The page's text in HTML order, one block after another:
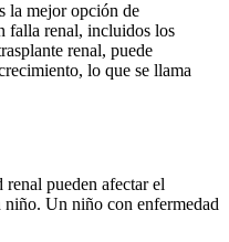
la mejor opción de
falla renal, incluidos los
renal, puede
lo que se llama
pueden afectar el
Un niño con enfermedad